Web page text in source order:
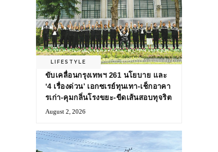
LIFESTYLE
ขับเคลื่อนกรุงเทพฯ 261 นโยบาย และ
‘4 เรื่องด่วน’ เอกซเรย์ทุนเทา-เช็กอาคา
รเก่า-คุมกลิ่นโรงขยะ-ขีดเส้นสอบทุจริต
August 2, 2026